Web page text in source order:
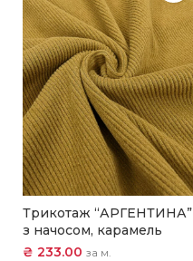
Трикотаж “АРГЕНТИНА”
з начосом, карамель
₴ 233.00 за м.